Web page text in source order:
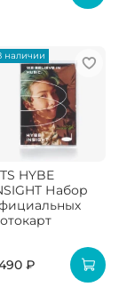
наличии
HYBE
Набор
₽